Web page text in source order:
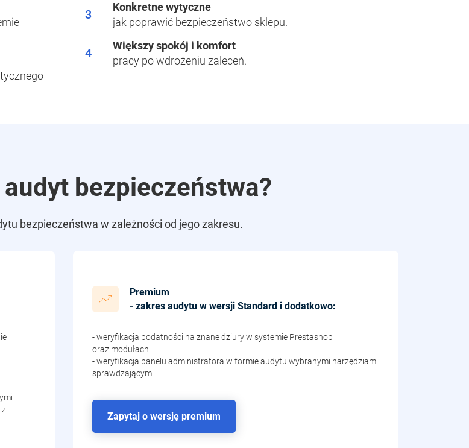
3
Konkretne wytyczne
jak poprawić bezpieczeństwo sklepu.
4
Większy spokój i komfort
pracy po wdrożeniu zaleceń.
bezpieczeństwa?
bezpieczeństwa w zależności od jego zakresu.
Premium
- zakres audytu w wersji Standard i dodatkowo:
- weryfikacja podatności na znane dziury w systemie Prestashop
oraz modułach
- weryfikacja panelu administratora w formie audytu wybranymi narzędziami
sprawdzającymi
Zapytaj o wersję premium